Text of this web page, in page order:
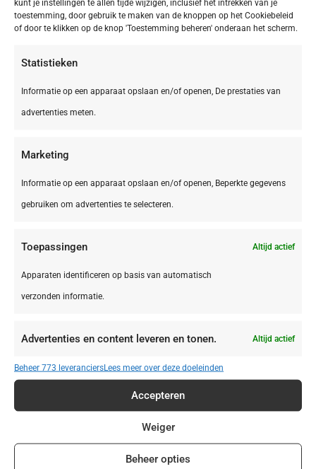
kunt je instellingen te allen tijde wijzigen, inclusief het intrekken van je
toestemming, door gebruik te maken van de knoppen op het Cookiebeleid
of door te klikken op de knop 'Toestemming beheren' onderaan het scherm.
Statistieken
Informatie op een apparaat opslaan en/of openen, De prestaties van
advertenties meten.
Marketing
Informatie op een apparaat opslaan en/of openen, Beperkte gegevens
gebruiken om advertenties te selecteren.
Toepassingen Altijd actief
Apparaten identificeren op basis van automatisch
verzonden informatie.
Advertenties en content leveren en tonen. Altijd actief
Beheer 773 leveranciersLees meer over deze doeleinden
Accepteren
Weiger
Beheer opties
Le Marche San Costanzo Camping Mar y Sierra